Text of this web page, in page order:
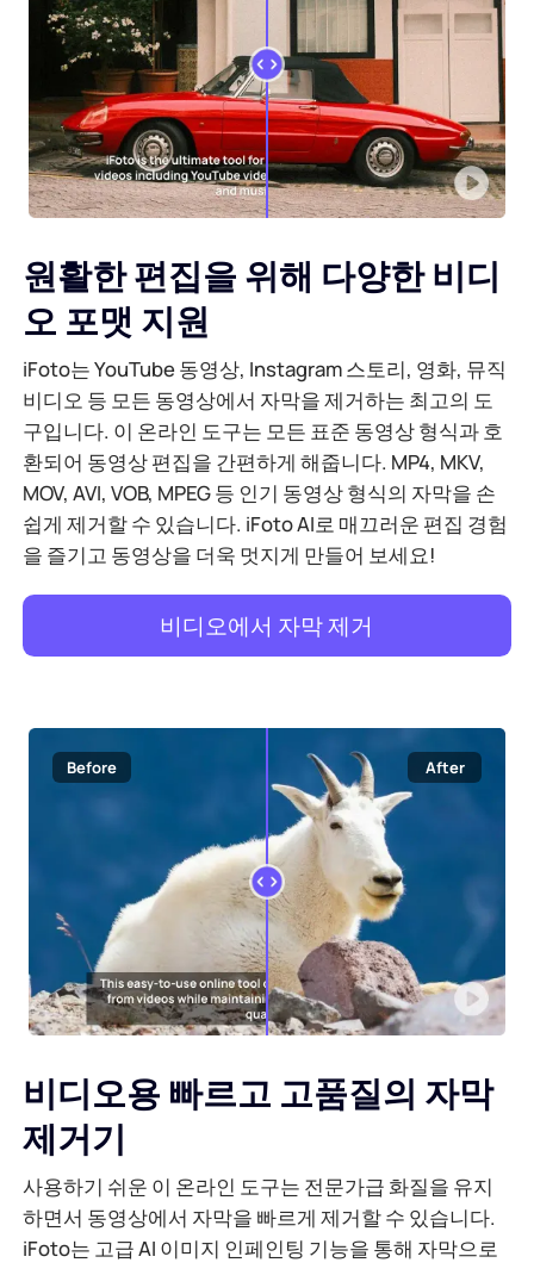
원활한 편집을 위해 다양한 비디
오 포맷 지원
iFoto는 YouTube 동영상, Instagram 스토리, 영화, 뮤직
비디오 등 모든 동영상에서 자막을 제거하는 최고의 도
구입니다. 이 온라인 도구는 모든 표준 동영상 형식과 호
환되어 동영상 편집을 간편하게 해줍니다. MP4, MKV,
MOV, AVI, VOB, MPEG 등 인기 동영상 형식의 자막을 손
쉽게 제거할 수 있습니다. iFoto AI로 매끄러운 편집 경험
을 즐기고 동영상을 더욱 멋지게 만들어 보세요!
비디오에서 자막 제거
비디오용 빠르고 고품질의 자막
제거기
사용하기 쉬운 이 온라인 도구는 전문가급 화질을 유지
하면서 동영상에서 자막을 빠르게 제거할 수 있습니다.
iFoto는 고급 AI 이미지 인페인팅 기능을 통해 자막으로
Before After